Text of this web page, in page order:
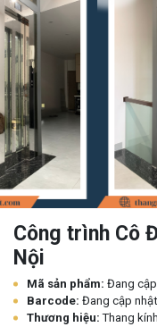
Công trình Cô
Nội
Mã sản phẩm: Đang
Barcode: Đang cập nhật
Thương hiệu:Thang kính